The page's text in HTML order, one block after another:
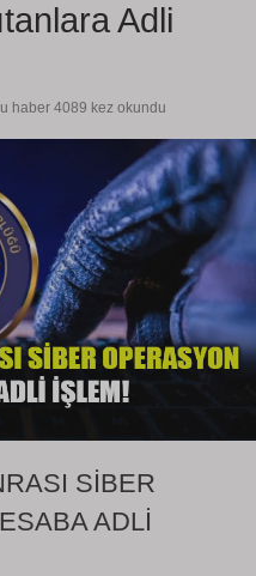
Adli
haber 4089 kez okundu
SİBER
ADLİ